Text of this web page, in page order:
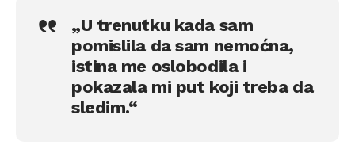
„U trenutku kada sam
pomislila da sam nemoćna,
istina me oslobodila i
pokazala mi put koji treba da
sledim.“